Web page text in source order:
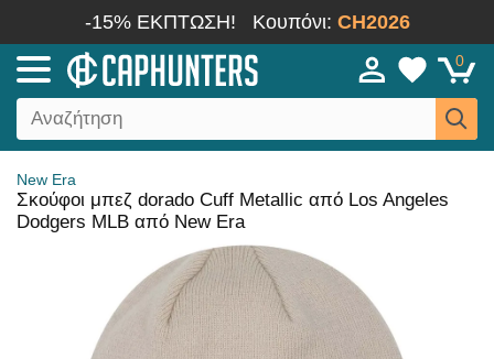
-15% ΕΚΠΤΩΣΗ! Κουπόνι: CH2026
0
New Era
Σκούφοι μπεζ dorado Cuff Metallic από Los Angeles
Dodgers MLB από New Era